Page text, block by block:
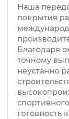
Наша
покрытия
Благодаря
точному
неустанно
готовность